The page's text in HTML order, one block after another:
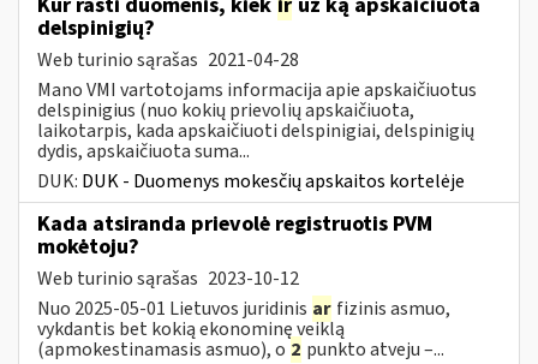
delspinigių?
Web turinio sąrašas 2021-04-28
Mano VMI vartotojams informacija apie apskaičiuotus
delspinigius (nuo kokių prievolių apskaičiuota,
laikotarpis, kada apskaičiuoti delspinigiai, delspinigių
dydis, apskaičiuota suma...
DUK: DUK - Duomenys mokesčių apskaitos kortelėje
Kada atsiranda prievolė registruotis PVM
mokėtoju?
Web turinio sąrašas 2023-10-12
Nuo 2025-05-01 Lietuvos juridinis ar fizinis asmuo,
vykdantis bet kokią ekonominę veiklą
(apmokestinamasis asmuo), o 2 punkto atveju –...